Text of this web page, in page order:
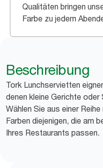
Qualitäten bringen
Farbe zu jedem
Beschreibung
Tork Lunchservietten
denen kleine Gerichte
Wählen Sie aus einer
Farben diejenigen, die am
Ihres Restaurants passen.